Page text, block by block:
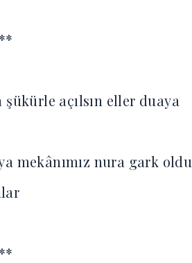
açılsın eller duaya
mekânımız nura gark oldu